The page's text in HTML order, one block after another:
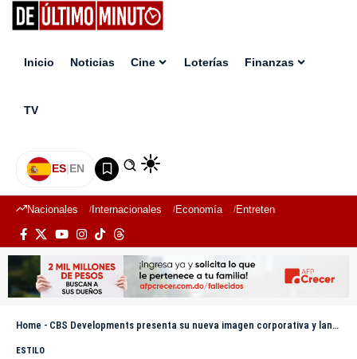
Inicio Noticias Cine Loterías Finanzas
TV
ES|EN
Nacionales Internacionales Economía Entretenimiento
Home - CBS Developments presenta su nueva imagen corporativa y lanza proyecto habitacional “Senderos”
ESTILO